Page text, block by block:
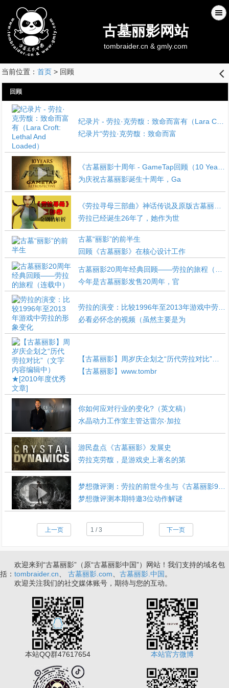
古墓丽影网站
tombraider.cn & gmly.com
当前位置： 首页> 回顾 󰊒
回顾
纪录片“劳拉·克劳馥：致命而富
为庆祝古墓丽影诞生十周年，Ga
劳拉已经诞生26年了，她作为世
古墓“丽影”的前半生
回顾《古墓丽影》在核心设计工作
今年是古墓丽影发售20周年，官
必看必怀念的视频（虽然主要是为
【古墓丽影】www.tombr
你如何应对行业的变化?（英文稿）
水晶动力工作室主管达雷尔·加拉
游民盘点《古墓丽影》发展史
劳拉克劳馥，是游戏史上著名的第
梦想微评测本期特邀3位动作解谜
上一页 下一页
欢迎来到“古墓丽影”（原“古墓丽影中国”）网站！我们支持的域名包
括： tombraider.cn 古墓丽影.com 古墓丽影.中国 。
欢迎关注我们的社交媒体账号，期待与您的互动。
本站QQ群47617654 本站官方微博